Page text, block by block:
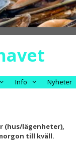
Info Nyheter
(hus/lägenheter),
till kväll.